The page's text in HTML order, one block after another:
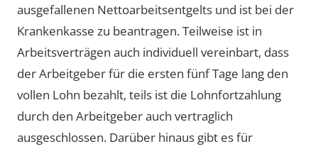
ausgefallenen Nettoarbeitsentgelts und ist bei der
Krankenkasse zu beantragen. Teilweise ist in
Arbeitsverträgen auch individuell vereinbart, dass
der Arbeitgeber für die ersten fünf Tage lang den
vollen Lohn bezahlt, teils ist die Lohnfortzahlung
durch den Arbeitgeber auch vertraglich
ausgeschlossen. Darüber hinaus gibt es für